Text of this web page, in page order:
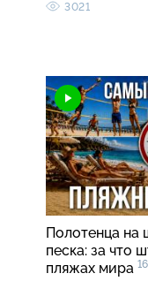
3021
Полотенца на
песка: за что
пляжах мира